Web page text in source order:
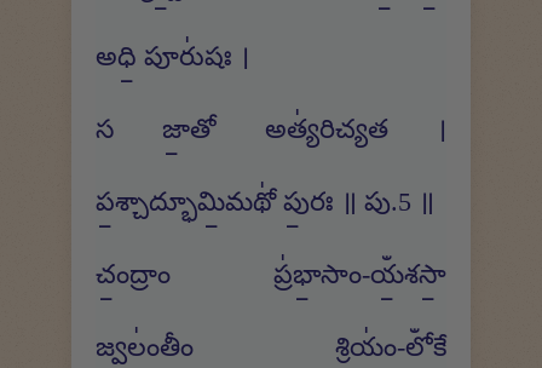
అధి॒ పూరు॑షః ।
స జా॒తో అత్య॑రిచ్యత ।
ప॒శ్చాద్భూమి॒మథో॑ పు॒రః ॥ పు.5 ॥
చం॒ద్రాం ప్ర॑భా॒సాం-యఀ॒శసా॒
జ్వలం॑తీం॒ శ్రియం॑-లోఀ॒కే